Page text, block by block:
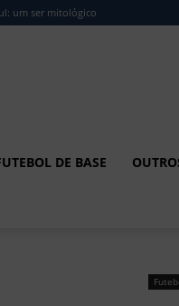
um ser mitológico
DE BASE